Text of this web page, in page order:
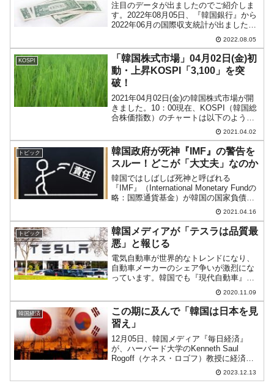
注目のデータが出ましたのでご紹介しま
す。2022年08月05日、『韓国銀行』から
2022年06月の国際収支統計が出ました。
経常収支がどうなったのか確認してみま
す。2022年06月貿易収支：35億9,390万
ドルサービス収支：-4億9,220...
2022.08.05
KOSPI
「韓国株式市場」04月02日(金)初
動・上昇KOSPI「3,100」を突
破！
2021年04月02日(金)の韓国株式市場が開
きました。10：00現在、KOSPI（韓国総
合株価指数）のチャートは以下のように
『Investing.com』より引用）。大きくギ
ャップアップして始まりました。
KOSPI...
2021.04.02
トピック
韓国政府が死神『IMF』の警告を
スルー！どこが「大丈夫」なのか
韓国ではしばしば死神と呼ばれる
『IMF』（International Monetary Fundの
略：国際通貨基金）が韓国の国家負債に
ついて警鐘を鳴らしていることをご紹介
しました。これに対する韓国政府の反応
が気になるところですが、韓国メディ...
2021.04.16
トピック
韓国メディアが「テスラは品質最
悪」と報じる
電気自動車が世界的なトレンドになり、
自動車メーカーのシェア争いが激烈にな
っています。韓国でも『現代自動車』が
「コナ・エレクトリック」など電気自動
車に注力していますが、韓国内で電気自
動車販売台数1位はアメリカ合衆国の『テ
スラ』です。2020年...
2020.11.09
韓国経済
この期に及んで「韓国は日本を見
習え」
12月05日、韓国メディア『毎日経済』
が、ハーバード大学のKenneth Saul
Rogoff（ケネス・ロゴフ）教授に経済見
通しについて取材しました。ロゴフ教授
は、国際マクロ経済学、国際金融論の専
2023.12.13